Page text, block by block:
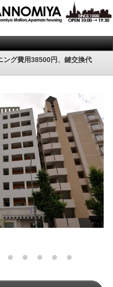
グ費用38500円、鍵交換代